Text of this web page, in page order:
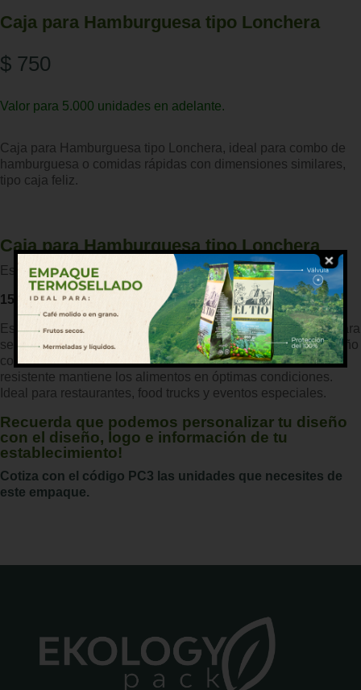
Caja para Hamburguesa tipo Lonchera
$ 750
Valor para 5.000 unidades en adelante.
Caja para Hamburguesa tipo Lonchera, ideal para combo de
hamburguesa o comidas rápidas con dimensiones similares,
tipo caja feliz.
Caja para Hamburguesa tipo Lonchera
Esta caja cuenta con las siguientes medidas:
15cm*15cm*9cm
Esta caja para hamburguesa tipo «Caja Feliz» es perfecta para
servir hamburguesas de manera atractiva y práctica. Su diseño
con asa facilita el transporte, mientras que su estructura
resistente mantiene los alimentos en óptimas condiciones.
Ideal para restaurantes, food trucks y eventos especiales.
Recuerda que podemos personalizar tu diseño
con el diseño, logo e información de tu
establecimiento!
Cotiza con el código PC3 las unidades que necesites de
este empaque.